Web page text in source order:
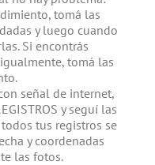
tomá las
y luego cuando
Si encontrás
tomá las
señal de internet,
y seguí las
tus registros se
y coordenadas
las fotos.